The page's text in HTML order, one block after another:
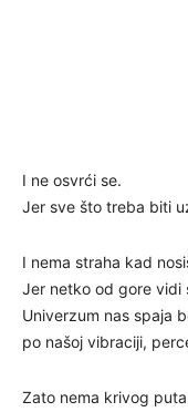
I ne osvrći se.
Jer sve što treba biti
I nema straha kad
Jer netko od gore vidi
Univerzum nas spaja
po našoj vibraciji,
Zato nema krivog